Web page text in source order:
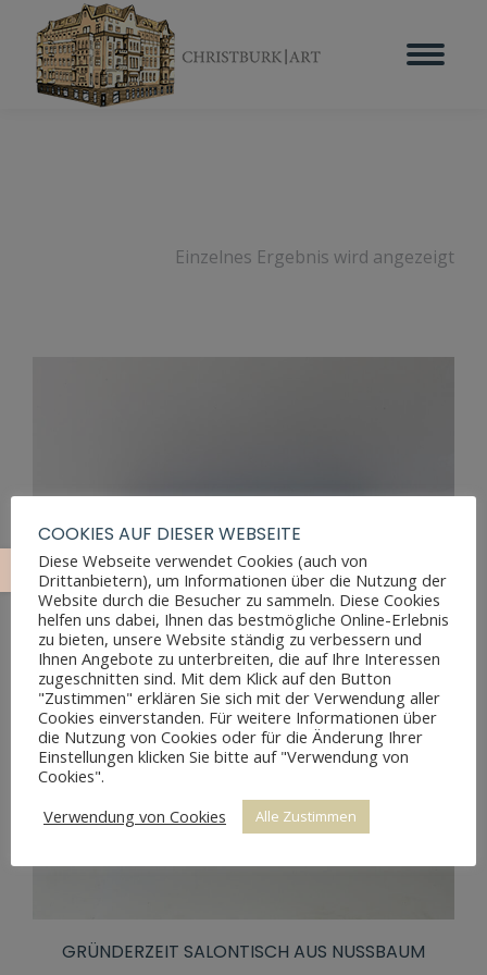
Einzelnes Ergebnis wird angezeigt
GRÜNDERZEIT SALONTISCH AUS NUSSBAUM
COOKIES AUF DIESER WEBSEITE
Diese Webseite verwendet Cookies (auch von
Drittanbietern), um Informationen über die Nutzung der
Website durch die Besucher zu sammeln. Diese Cookies
helfen uns dabei, Ihnen das bestmögliche Online-Erlebnis
zu bieten, unsere Website ständig zu verbessern und
Ihnen Angebote zu unterbreiten, die auf Ihre Interessen
zugeschnitten sind. Mit dem Klick auf den Button
"Zustimmen" erklären Sie sich mit der Verwendung aller
Cookies einverstanden. Für weitere Informationen über
die Nutzung von Cookies oder für die Änderung Ihrer
Einstellungen klicken Sie bitte auf "Verwendung von
Cookies".
Verwendung von Cookies
Alle Zustimmen